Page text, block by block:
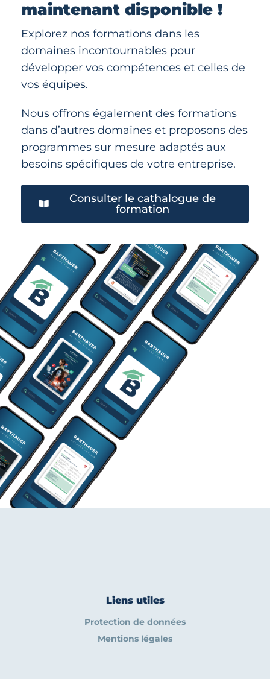
maintenant disponible !
Explorez nos formations dans les
domaines incontournables pour
développer vos compétences et celles de
vos équipes.
Nous offrons également des formations
dans d’autres domaines et proposons des
programmes sur mesure adaptés aux
besoins spécifiques de votre entreprise.
Consulter le cathalogue de
formation
Liens utiles
Protection de données
Mentions légales